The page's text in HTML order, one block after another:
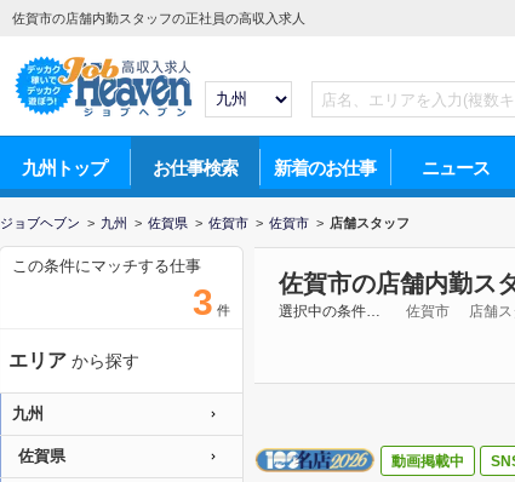
佐賀市の店舗内勤スタッフの正社員の高収入求人
九州トップ お仕事検索 新着のお仕事 ニュース
ジョブヘブン > 九州 > 佐賀県 > 佐賀市 > 佐賀市 > 店舗スタッフ
佐賀市の店舗内勤ス
選択中の条件… 佐賀市 店舗
動画掲載中
この条件にマッチする仕事
3 件
エリア から探す
九州
佐賀県